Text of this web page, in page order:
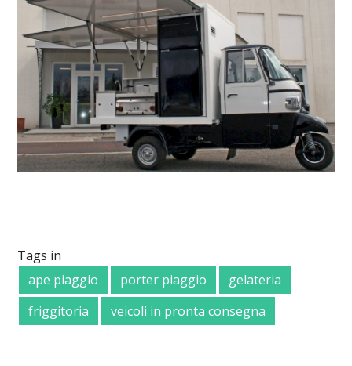
Tags in
ape piaggio
porter piaggio
gelateria
friggitoria
veicoli in pronta consegna